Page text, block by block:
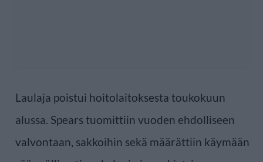
Laulaja poistui hoitolaitoksesta toukokuun
alussa. Spears tuomittiin vuoden ehdolliseen
valvontaan, sakkoihin sekä määrättiin käymään